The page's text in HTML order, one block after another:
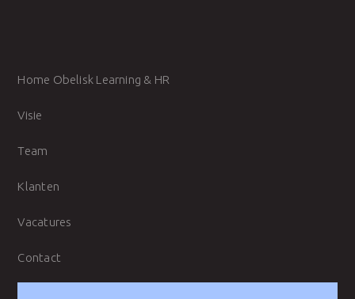
Home Obelisk Learning & HR
Visie
Team
Klanten
Vacatures
Contact